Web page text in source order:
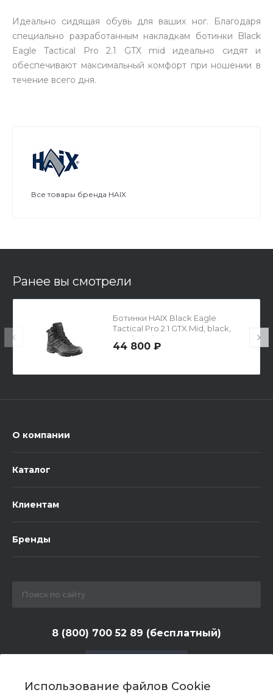
Использование файлов Cookie
Идеально сидящая обувь для ваших ног. Благодаря
специально разработанным накладкам ботинки Black
Eagle Tactical Pro 2.1 GTX mid идеально сидят и
обеспечивают максимальный комфорт при ношении в
течение всего дня.
Все товары бренда HAIX
Ранее вы смотрели
Ботинки HAIX Black Eagle
Tactical Pro 2.1 GTX Mid, black,
р.43 (UK 9)
44 800 ₽
О компании
Каталог
Клиентам
Бренды
8 (800) 700 52 89 (бесплатный)
zakaz@huntlandia.ru